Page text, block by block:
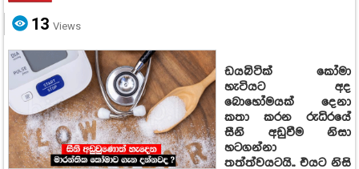
13 Views
ඩයබිටික් කෝමා
හැටියට අද
බොහෝමයක් දෙනා
කතා කරන රුධිරයේ
සීනි අඩුවීම නිසා
හටගන්නා
තත්ත්වයටයි.. එයට නිසි